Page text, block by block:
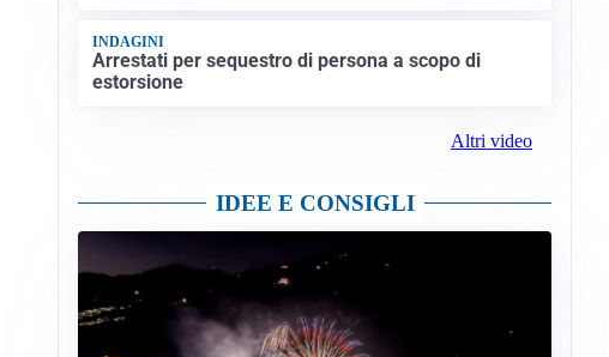
INDAGINI
Arrestati per sequestro di persona a scopo di
estorsione
Altri video
IDEE E CONSIGLI